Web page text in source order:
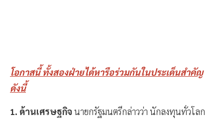
โอกาสนี้ ทั้งสองฝ่ายได้หารือร่วมกันในประเด็นสำคัญ
ดังนี้
1. ด้านเศรษฐกิจ นายกรัฐมนตรีกล่าวว่า นักลงทุนทั่วโลก